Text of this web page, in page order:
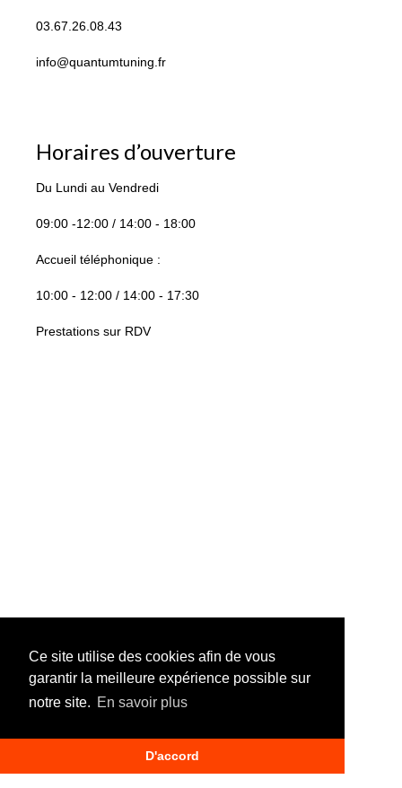
Ce site utilise des cookies afin de vous
garantir la meilleure expérience possible sur
notre site. En savoir plus
D'accord
03.67.26.08.43
info@quantumtuning.fr
Horaires d’ouverture
Du Lundi au Vendredi
09:00 -12:00 / 14:00 - 18:00
Accueil téléphonique :
10:00 - 12:00 / 14:00 - 17:30
Prestations sur RDV
Accueil CGV Mentions légales FAQ Nous contacter
Devenir garage partenaire Offres d’emploi